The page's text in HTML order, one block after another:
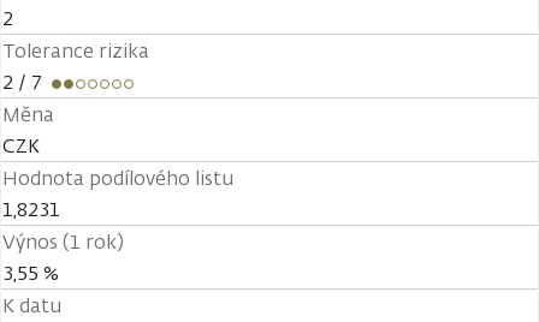
2
Tolerance rizika
2 / 7
Měna
CZK
Hodnota podílového listu
1,8231
Výnos (1 rok)
3,55 %
K datu